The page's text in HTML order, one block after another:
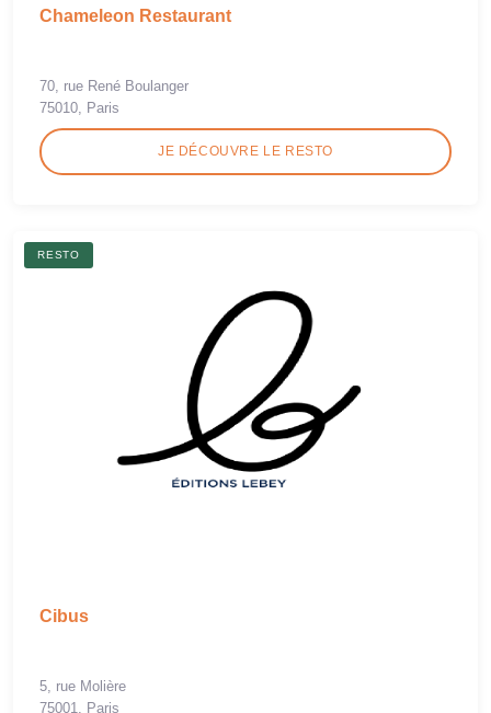
Chameleon Restaurant
70, rue René Boulanger
75010, Paris
JE DÉCOUVRE LE RESTO
RESTO
Cibus
5, rue Molière
75001, Paris